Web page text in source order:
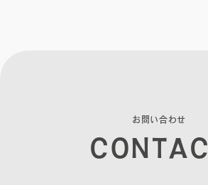
お 問い合わせ
CONTAC